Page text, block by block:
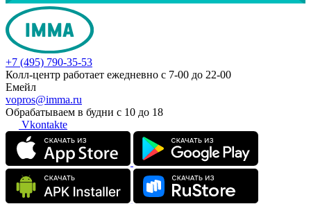
+7 (495) 790-35-53
Колл-центр работает ежедневно с 7-00 до 22-00
Емейл
vopros@imma.ru
Обрабатываем в будни с 10 до 18
Vkontakte